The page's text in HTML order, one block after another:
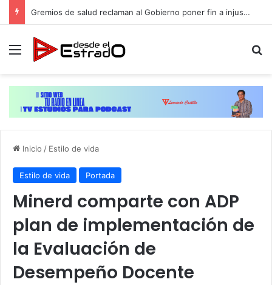
Gremios de salud reclaman al Gobierno poner fin a injusticia salarial que afecta a miles de trabajadores administrativos
Menú
Inicio / Estilo de vida
Estilo de vida Portada
Minerd comparte con ADP
plan de implementación de
la Evaluación de
Desempeño Docente